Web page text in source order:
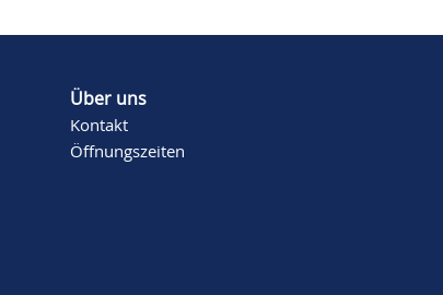
Über uns
Kontakt
Öffnungszeiten